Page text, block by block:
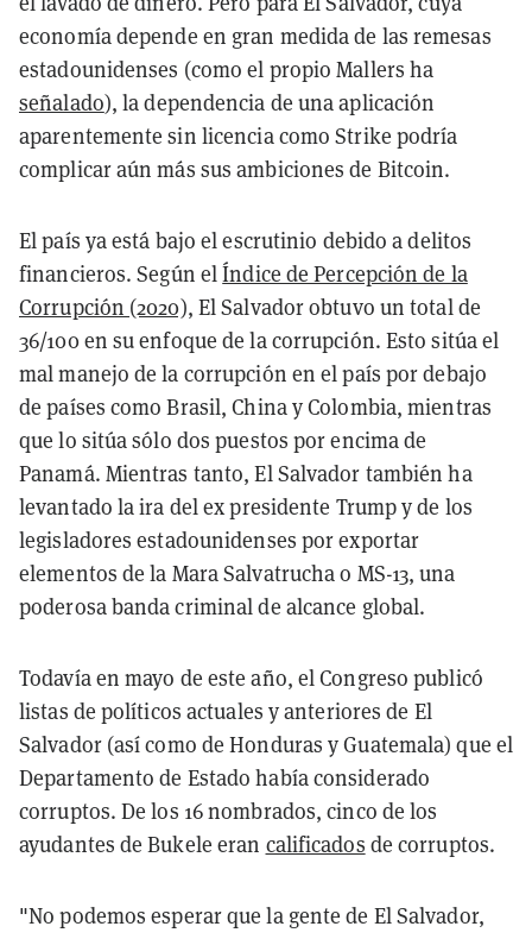
economía depende en gran medida de las remesas
estadounidenses (como el propio Mallers ha
señalado), la dependencia de una aplicación
aparentemente sin licencia como Strike podría
complicar aún más sus ambiciones de Bitcoin.
El país ya está bajo el escrutinio debido a delitos
financieros. Según elÍndice de Percepción de la
Corrupción (2020), El Salvador obtuvo un total de
36/100 en su enfoque de la corrupción. Esto sitúa el
mal manejo de la corrupción en el país por debajo
de países como Brasil, China y Colombia, mientras
que lo sitúa sólo dos puestos por encima de
Panamá. Mientras tanto, El Salvador también ha
levantado la ira del ex presidente Trump y de los
legisladores estadounidenses por exportar
elementos de la Mara Salvatrucha o MS-13, una
poderosa banda criminal de alcance global.
Todavía en mayo de este año, el Congreso publicó
listas de políticos actuales y anteriores de El
Salvador (así como de Honduras y Guatemala) que el
Departamento de Estado había considerado
corruptos. De los 16 nombrados, cinco de los
ayudantes de Bukele eran calificados de corruptos.
"No podemos esperar que la gente de El Salvador,